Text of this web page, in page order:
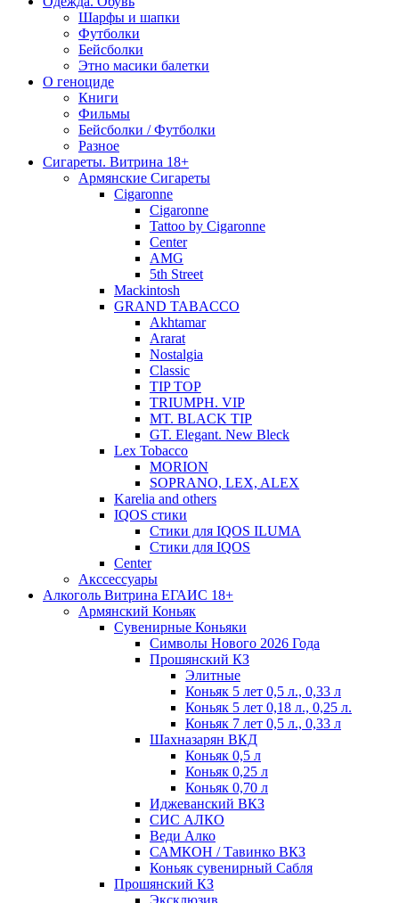
Шарфы и шапки
Футболки
Бейсболки
Этно масики балетки
О геноциде
Книги
Фильмы
Бейсболки / Футболки
Разное
Сигареты. Витрина 18+
Армянские Сигареты
Cigaronne
Cigaronne
Tattoo by Cigaronne
Center
AMG
5th Street
Mackintosh
GRAND TABACCO
Akhtamar
Ararat
Nostalgia
Classic
TIP TOP
TRIUMPH. VIP
MT. BLACK TIP
GT. Elegant. New Bleck
Lex Tobacco
MORION
SOPRANO, LEX, ALEX
Karelia and others
IQOS стики
Стики для IQOS ILUMA
Стики для IQOS
Сenter
Акссессуары
Алкоголь Витрина ЕГАИС 18+
Армянский Коньяк
Сувенирные Коньяки
Символы Нового 2026 Года
Прошянский КЗ
Элитные
Коньяк 5 лет 0,5 л., 0,33 л
Коньяк 5 лет 0,18 л., 0,25 л.
Коньяк 7 лет 0,5 л., 0,33 л
Шахназарян ВКД
Коньяк 0,5 л
Коньяк 0,25 л
Коньяк 0,70 л
Иджеванский ВКЗ
СИС АЛКО
Веди Алко
САМКОН / Тавинко ВКЗ
Коньяк сувенирный Сабля
Прошянский КЗ
Эксклюзив